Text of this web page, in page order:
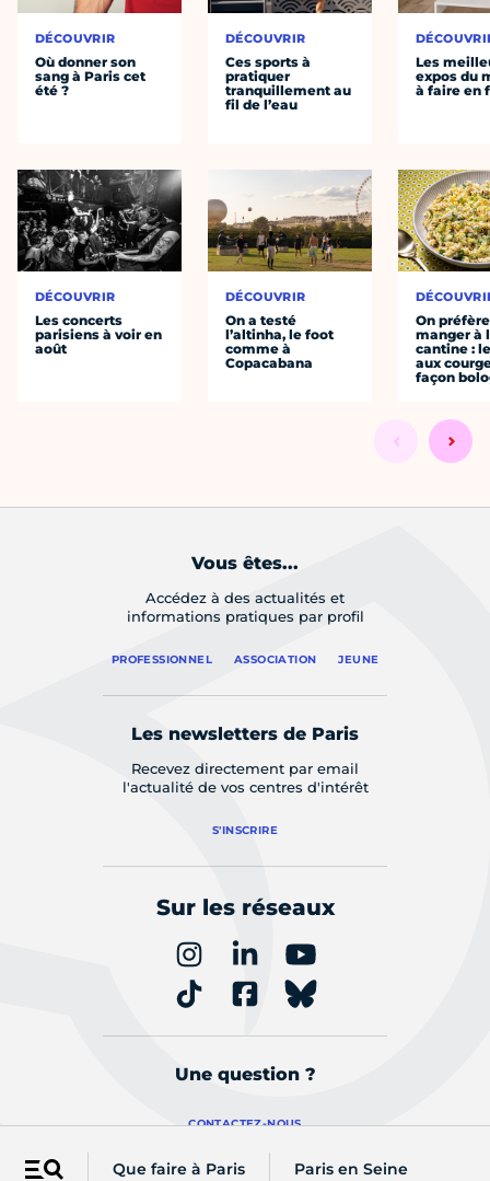
Que faire à Paris Paris en Seine
DÉCOUVRIR
Où donner son
sang à Paris cet
été ?
DÉCOUVRIR
Les concerts
parisiens à voir en
août
DÉCOUVRIR
Ces sports à
pratiquer
tranquillement au
fil de l’eau
DÉCOUVRIR
On a testé
l’altinha, le foot
comme à
Copacabana
Les
expos du
à faire en
On préfère
manger à
cantine :
aux
façon
Vous êtes...
Accédez à des actualités et
informations pratiques par profil
PROFESSIONNEL ASSOCIATION JEUNE
Les newsletters de Paris
Recevez directement par email
l'actualité de vos centres d'intérêt
S'INSCRIRE
Sur les réseaux
Une question ?
CONTACTEZ-NOUS